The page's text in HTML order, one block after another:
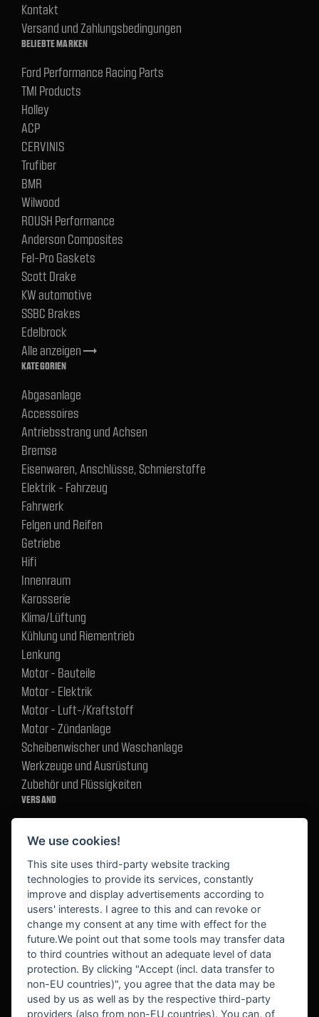
Kontakt
Versand und Zahlungsbedingungen
BELIEBTE MARKEN
Ford Performance Racing Parts
TMI Products
Holley
ACP
CERVINIS
Trufiber
BMR
Wilwood
ROUSH Performance
Anderson Composites
Fel-Pro Gaskets
Scott Drake
KW automotive
SSBC Brakes
Edelbrock
Alle anzeigentrending_flat
KATEGORIEN
Abgasanlage
Accessoires
Antriebsstrang und Achsen
Bremse
Eisenwaren, Anschlüsse, Schmierstoffe
Elektrik - Fahrzeug
Fahrwerk
Felgen und Reifen
Getriebe
Hifi
Innenraum
Karosserie
Klima/Lüftung
Kühlung und Riementrieb
Lenkung
Motor - Bauteile
Motor - Elektrik
Motor - Luft-/Kraftstoff
Motor - Zündanlage
Scheibenwischer und Waschanlage
Werkzeuge und Ausrüstung
Zubehör und Flüssigkeiten
VERSAND
BEKANNT AUS
We use cookies!
This site uses third-party website tracking
technologies to provide its services, constantly
improve and display advertisements according to
users' interests. I agree to this and can revoke or
change my consent at any time with effect for the
future.We point out that some tools may transfer data
to third countries without an adequate level of data
protection. By clicking "Accept (incl. data transfer to
non-EU countries)", you agree that the data may be
used by us as well as by the respective third-party
providers (also from non-EU countries). You can, of